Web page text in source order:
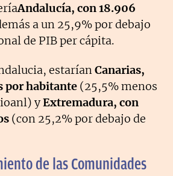
Andalucía, con 18.906
a un 25,9% por debajo
de PIB per cápita.
estaríanCanarias,
por habitante (25,5% menos
yExtremadura, con
(con 25,2% por debajo de
de las Comunidades